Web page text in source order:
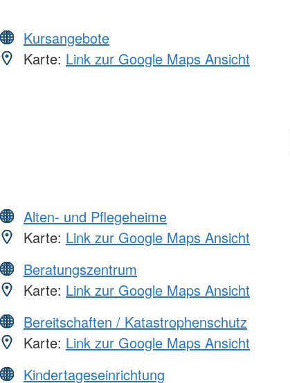
Kursangebote
Karte: Link zur Google Maps Ansicht
Alten- und Pflegeheime
Karte: Link zur Google Maps Ansicht
Beratungszentrum
Karte: Link zur Google Maps Ansicht
Bereitschaften / Katastrophenschutz
Karte: Link zur Google Maps Ansicht
Kindertageseinrichtung